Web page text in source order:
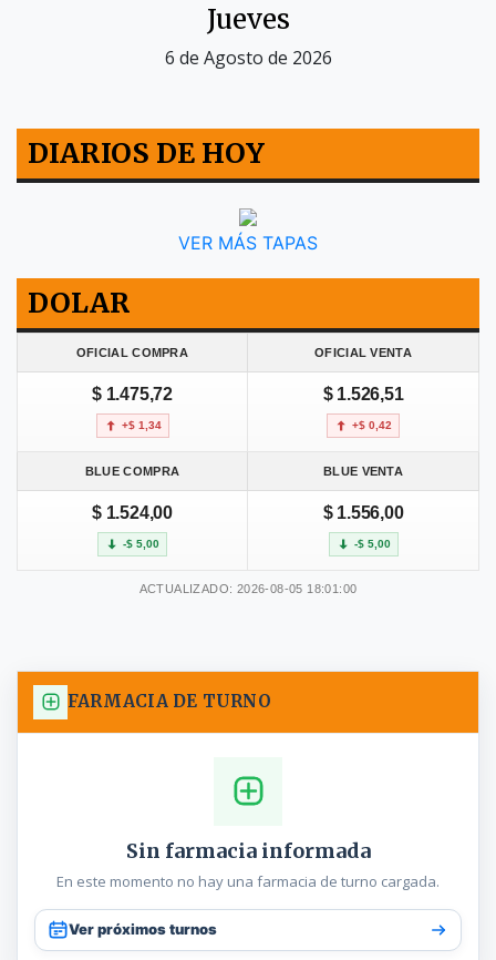
Jueves
6 de Agosto de 2026
DIARIOS DE HOY
VER MÁS TAPAS
DOLAR
OFICIAL COMPRA OFICIAL VENTA
$ 1.475,72
+$ 1,34
$ 1.526,51
+$ 0,42
BLUE COMPRA BLUE VENTA
$ 1.524,00
-$ 5,00
$ 1.556,00
-$ 5,00
ACTUALIZADO: 2026-08-05 18:01:00
FARMACIA DE TURNO
Sin farmacia informada
En este momento no hay una farmacia de turno cargada.
Ver próximos turnos